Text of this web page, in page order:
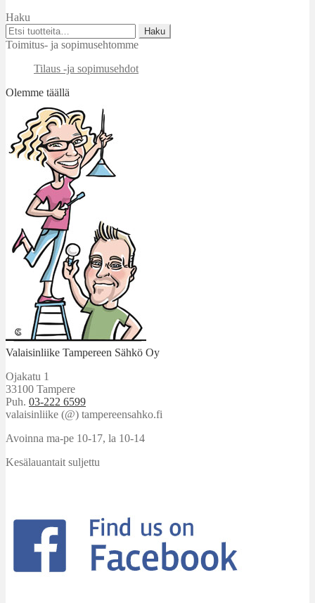
Haku
Etsi:
Haku
Toimitus- ja sopimusehtomme
Tilaus -ja sopimusehdot
Olemme täällä
Valaisinliike Tampereen Sähkö Oy
Ojakatu 1
33100 Tampere
Puh. 03-222 6599
valaisinliike (@) tampereensahko.fi
Avoinna ma-pe 10-17, la 10-14
Kesälauantait suljettu